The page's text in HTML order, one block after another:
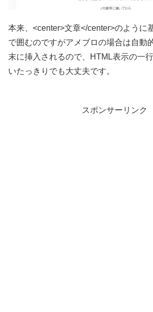
本来、<center>文章</center>のように
で囲むのですがアメブロの場合は自動
末に挿入されるので、HTML表示の一
いたっきりでも大丈夫です。
スポンサーリンク